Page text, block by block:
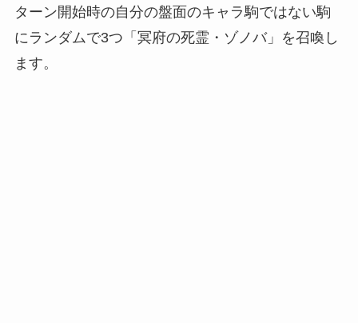
ターン開始時の自分の盤面のキャラ駒ではない駒
にランダムで3つ「冥府の死霊・ゾノバ」を召喚し
ます。